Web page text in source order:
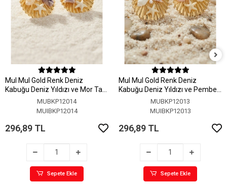
MuI MuI Gold Renk Deniz
Kabuğu Deniz Yıldızı ve Mor Taş
Detaylı KüpeMUBKP12014
MUIBKP12014
296,89 TL
Sepete Ekle
MuI MuI Gold Renk Deniz
Kabuğu Deniz Yıldızı ve Pembe
Taş Detaylı Küpe
MUBKP12013
MUIBKP12013
296,89 TL
Sepete Ekle